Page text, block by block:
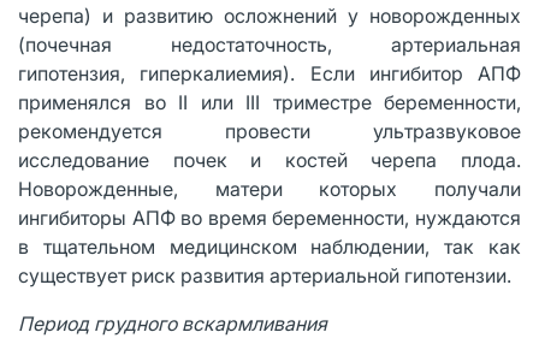
черепа) и развитию осложнений у новорожденных
(почечная недостаточность, артериальная
гипотензия, гиперкалиемия). Если ингибитор АПФ
применялся во II или III триместре беременности,
рекомендуется провести ультразвуковое
исследование почек и костей черепа плода.
Новорожденные, матери которых получали
ингибиторы АПФ во время беременности, нуждаются
в тщательном медицинском наблюдении, так как
существует риск развития артериальной гипотензии.
Период грудного вскармливания